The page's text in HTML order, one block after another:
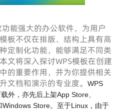
能强大的办公软件，为用户
板不仅在排版、结构上具有高
定制化功能，能够满足不同类
文将深入探讨WPS模板在创建
的重要作用，并为你提供相关
文档和演示的专业度。
WPS
外，亦先后上架App Store、
Store。至于Linux，由于